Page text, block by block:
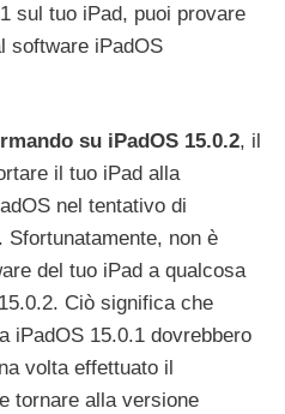
sul tuo iPad, puoi provare
software iPadOS
su iPadOS 15.0.2, il
il tuo iPad alla
nel tentativo di
non è
del tuo iPad a qualcosa
Ciò significa che
iPadOS 15.0.1 dovrebbero
volta effettuato il
tornare alla versione